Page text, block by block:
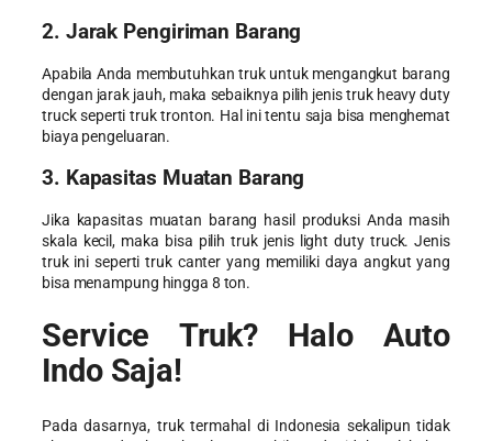
2. Jarak Pengiriman Barang
Apabila Anda membutuhkan truk untuk mengangkut barang
dengan jarak jauh, maka sebaiknya pilih jenis truk heavy duty
truck seperti truk tronton. Hal ini tentu saja bisa menghemat
biaya pengeluaran.
3. Kapasitas Muatan Barang
Jika kapasitas muatan barang hasil produksi Anda masih
skala kecil, maka bisa pilih truk jenis light duty truck. Jenis
truk ini seperti truk canter yang memiliki daya angkut yang
bisa menampung hingga 8 ton.
Service Truk? Halo Auto
Indo Saja!
Pada dasarnya, truk termahal di Indonesia sekalipun tidak